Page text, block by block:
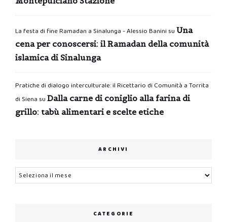
La festa di fine Ramadan a Sinalunga - Alessio Banini su Una
cena per conoscersi: il Ramadan della comunità
islamica di Sinalunga
Pratiche di dialogo interculturale: il Ricettario di Comunità a Torrita
di Siena su Dalla carne di coniglio alla farina di
grillo: tabù alimentari e scelte etiche
ARCHIVI
Archivi
CATEGORIE